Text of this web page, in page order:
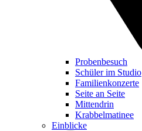
Probenbesuch
Schüler im Studio
Familienkonzerte
Seite an Seite
Mittendrin
Krabbelmatinee
Einblicke